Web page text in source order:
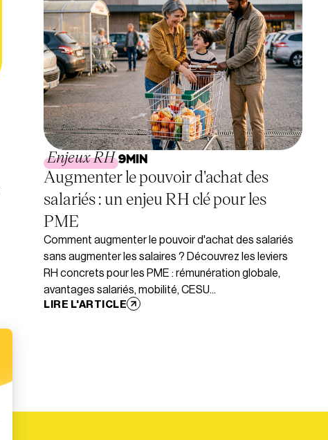
Enjeux RH 9MIN
Augmenter le pouvoir d'achat des
salariés : un enjeu RH clé pour les
PME
Comment augmenter le pouvoir d'achat des salariés
sans augmenter les salaires ? Découvrez les leviers
RH concrets pour les PME : rémunération globale,
avantages salariés, mobilité, CESU...
LIRE L'ARTICLE